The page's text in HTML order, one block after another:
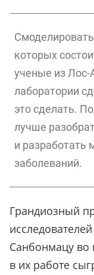
которых
ученые из Лос-
лаборатории
это сделать.
лучше
и разработать
заболеваний.
Грандиозный
Санбонмацу во
в их работе